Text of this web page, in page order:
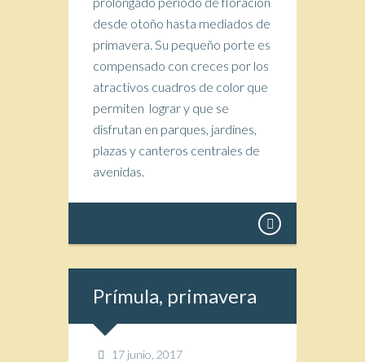
desde otoño hasta mediados de
primavera. Su pequeño porte es
compensado con creces por los
atractivos cuadros de color que
permiten lograr y que se
disfrutan en parques, jardines,
plazas y canteros centrales de
avenidas.
Prímula, primavera
17 junio, 2017